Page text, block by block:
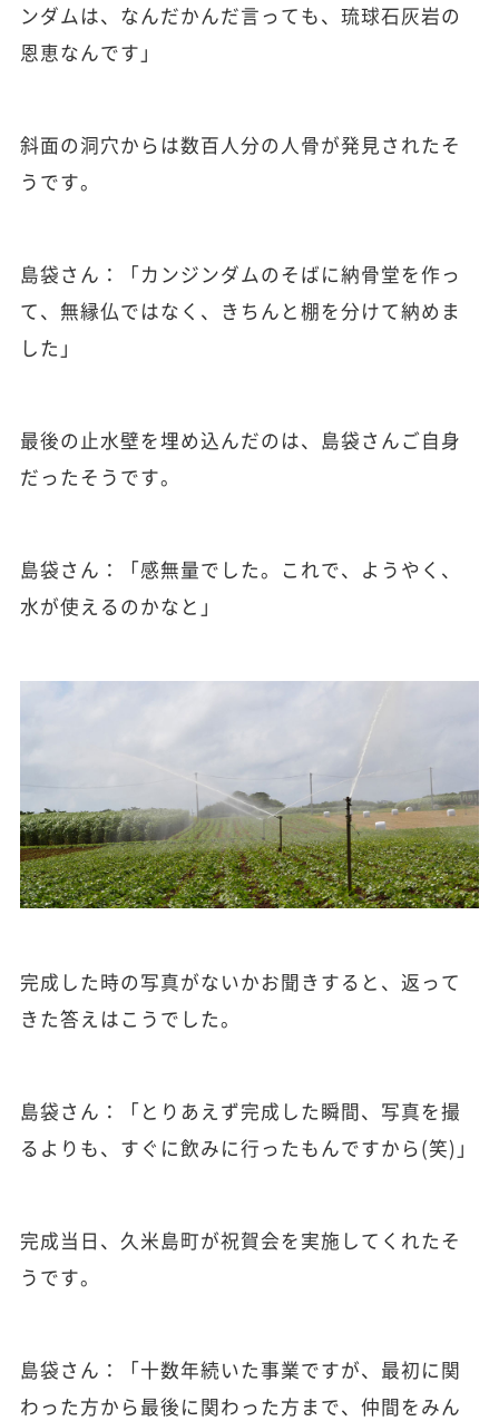
ンダムは、なんだかんだ言っても、琉球石灰岩の
恩恵なんです」
斜面の洞穴からは数百人分の人骨が発見されたそ
うです。
島袋さん：「カンジンダムのそばに納骨堂を作っ
て、無縁仏ではなく、きちんと棚を分けて納めま
した」
最後の止水壁を埋め込んだのは、島袋さんご自身
だったそうです。
島袋さん：「感無量でした。これで、ようやく、
水が使えるのかなと」
完成した時の写真がないかお聞きすると、返って
きた答えはこうでした。
島袋さん：「とりあえず完成した瞬間、写真を撮
るよりも、すぐに飲みに行ったもんですから(笑)」
完成当日、久米島町が祝賀会を実施してくれたそ
うです。
島袋さん：「十数年続いた事業ですが、最初に関
わった方から最後に関わった方まで、仲間をみん